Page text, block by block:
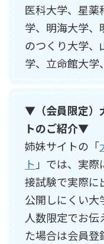
医科大学、星薬
学、明海大学、
のつくり大学、
学、立命館大学
▼（会員限定）
トのご紹介▼
姉妹サイトの「
ト 」では、実
接試験で実際に
公開しにくい大
人数限定でお伝
た場合は会員登